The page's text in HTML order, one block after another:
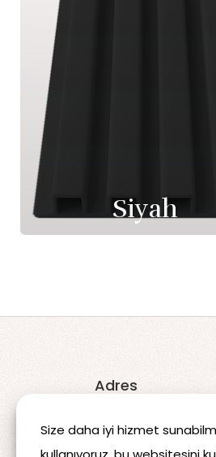
Size daha iyi hizmet
Siyah
Adres
Cadde No:17